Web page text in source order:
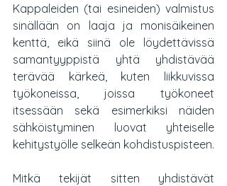
Kappaleiden (tai esineiden) valmistus
sinällään on laaja ja monisäikeinen
kenttä, eikä siinä ole löydettävissä
samantyyppistä yhtä yhdistävää
terävää kärkeä, kuten liikkuvissa
työkoneissa, joissa työkoneet
itsessään sekä esimerkiksi näiden
sähköistyminen luovat yhteiselle
Mitkä tekijät sitten yhdistävät